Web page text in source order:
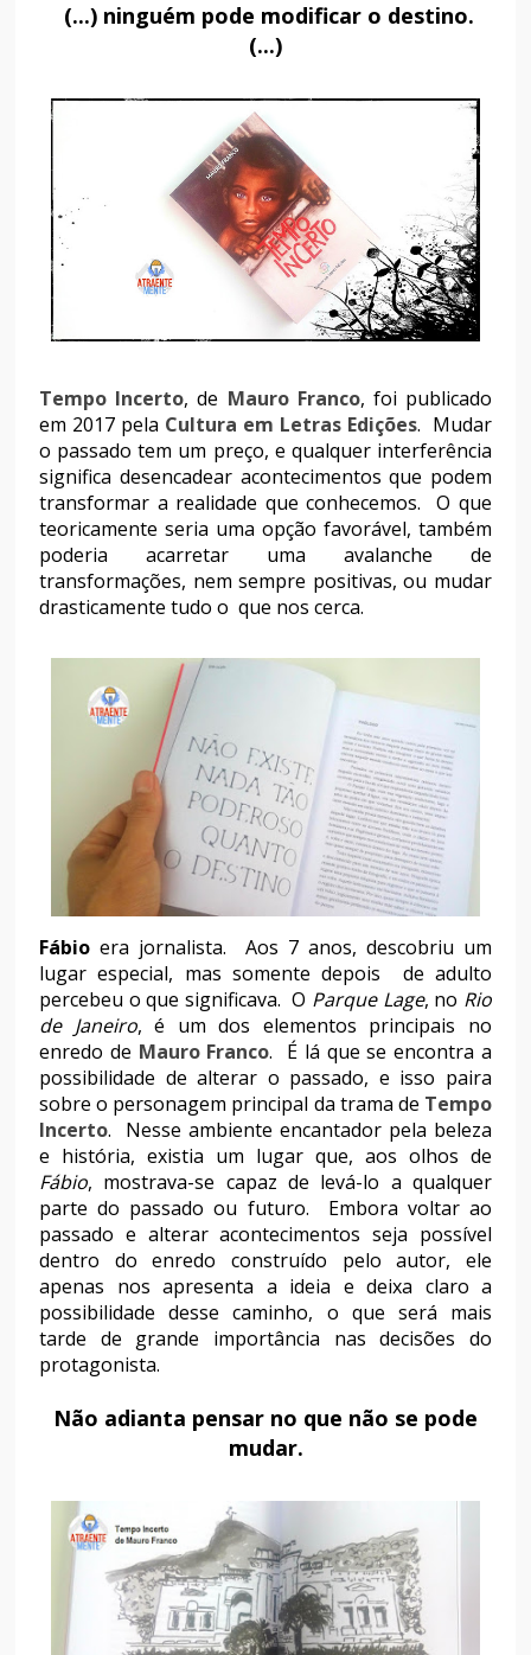
(...) ninguém pode modificar o destino.
(...)
Tempo Incerto, de Mauro Franco, foi publicado
em 2017 pela Cultura em Letras Edições. Mudar
o passado tem um preço, e qualquer interferência
significa desencadear acontecimentos que podem
transformar a realidade que conhecemos. O que
teoricamente seria uma opção favorável, também
poderia acarretar uma avalanche de
transformações, nem sempre positivas, ou mudar
drasticamente tudo o que nos cerca.
Fábio era jornalista. Aos 7 anos, descobriu um
lugar especial, mas somente depois de adulto
percebeu o que significava. O Parque Lage, no Rio
de Janeiro, é um dos elementos principais no
enredo de Mauro Franco. É lá que se encontra a
possibilidade de alterar o passado, e isso paira
sobre o personagem principal da trama de Tempo
Incerto. Nesse ambiente encantador pela beleza
e história, existia um lugar que, aos olhos de
Fábio, mostrava-se capaz de levá-lo a qualquer
parte do passado ou futuro. Embora voltar ao
passado e alterar acontecimentos seja possível
dentro do enredo construído pelo autor, ele
apenas nos apresenta a ideia e deixa claro a
possibilidade desse caminho, o que será mais
tarde de grande importância nas decisões do
protagonista.
Não adianta pensar no que não se pode
mudar.